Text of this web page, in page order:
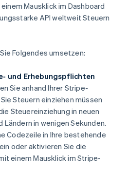
Mausklick im Dashboard
API weltweit Steuern
Folgendes umsetzen:
und Erhebungspflichten
Sie anhand Ihrer Stripe-
Steuern einziehen müssen
Steuereinziehung in neuen
Ländern in wenigen Sekunden.
Codezeile in Ihre bestehende
oder aktivieren Sie die
einem Mausklick im Stripe-